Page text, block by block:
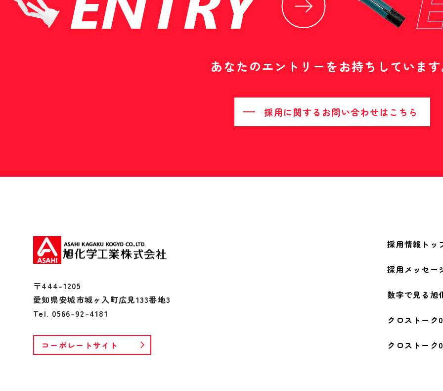
あなたのエントリーをお持ちしていま
採用に関するお問い合わせはこちら
〒444-1205
愛知県安城市城ヶ入町広見133番地3
Tel. 0566-92-4181
コーポレートサイト arrow_forward_ios
採用情報トッ
採用メッセー
数字で見る旭
クロストーク
クロストーク